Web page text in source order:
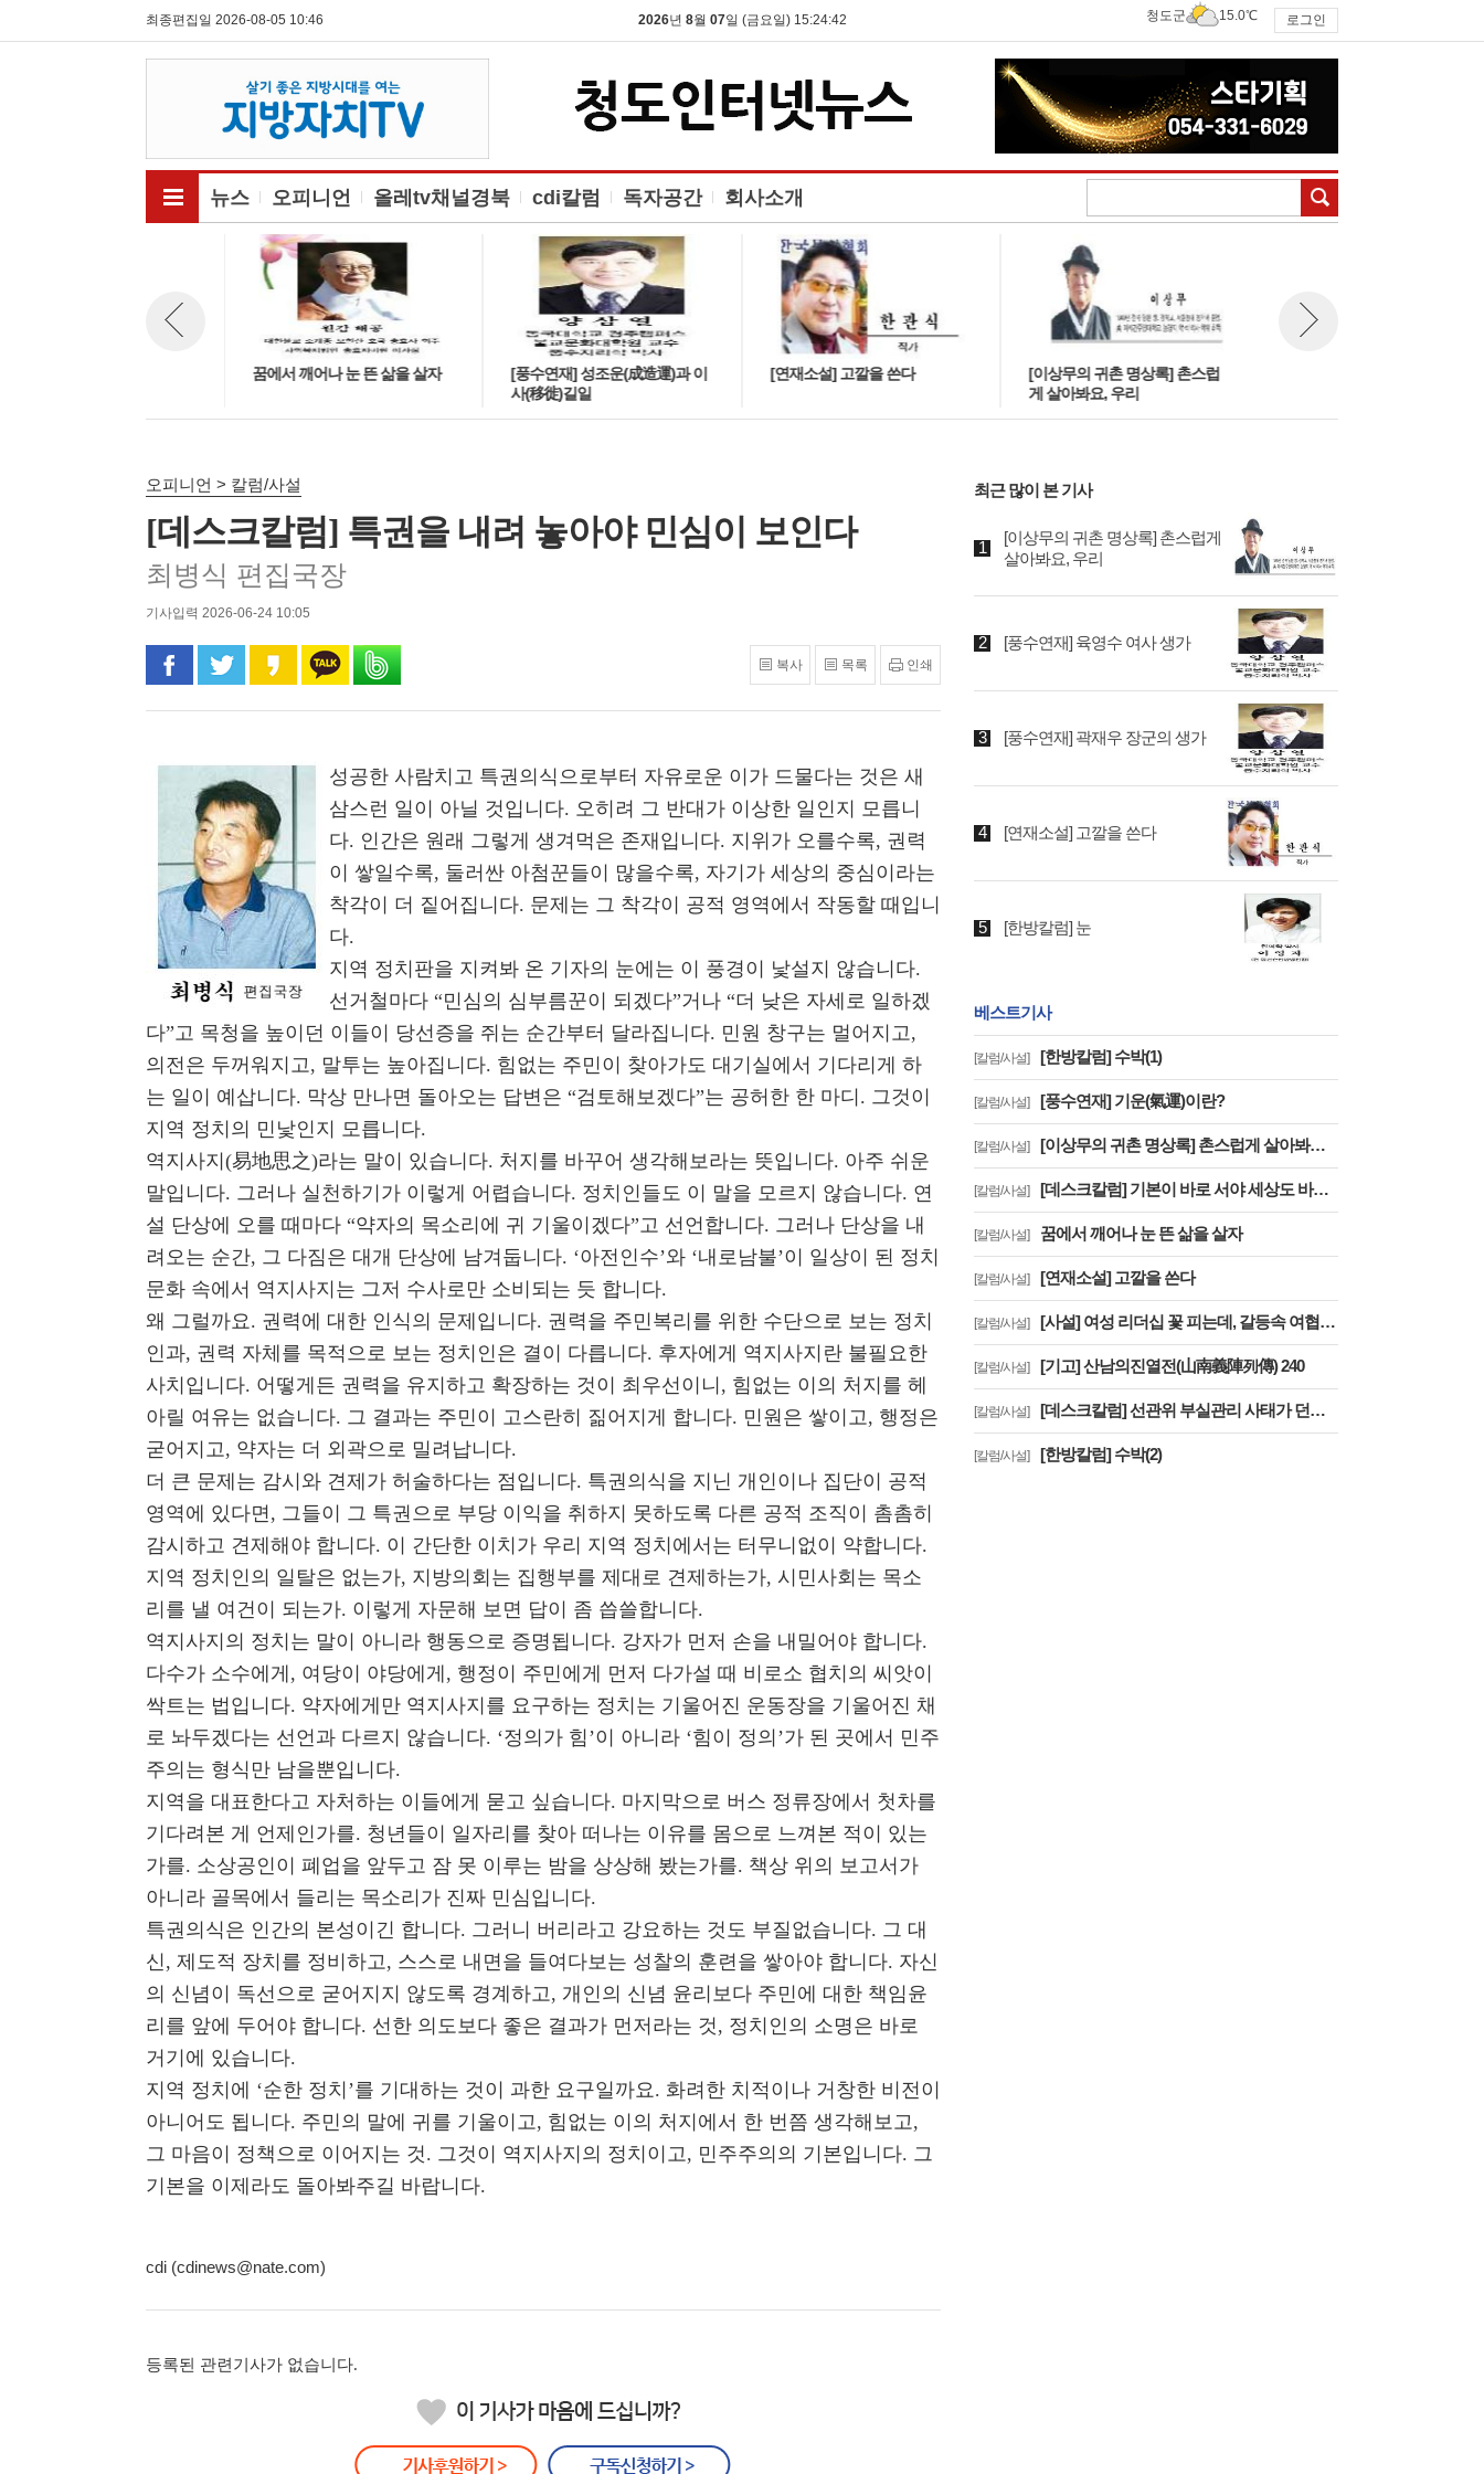
최종편집일 2026-08-05 10:46 2026년 8월 07일 (금요일) 15:24:43 청도군 15.0℃ 로그인
뉴스 오피니언 올레tv채널경북 cdi칼럼 독자공간 회사소개
전체메뉴보기
꿈에서 깨어나 눈 뜬 삶을 살자
[풍수연재] 성조운(成造運)과 이
사(移徙)길일
[연재소설] 고깔을 쓴다
[이상무의 귀촌 명상록] 촌스럽
게 살아봐요, 우리
오피니언 > 칼럼/사설
[데스크칼럼] 특권을 내려 놓아야 민심이 보인다
최병식 편집국장
기사입력 2026-06-24 10:05
페이스북으로 공유
트위터로 공유카카오 스토리로 공유
카카오톡으로 공유
복사 목록 인쇄
성공한 사람치고 특권의식으로부터 자유로운 이가 드물다는 것은 새
삼스런 일이 아닐 것입니다. 오히려 그 반대가 이상한 일인지 모릅니
다. 인간은 원래 그렇게 생겨먹은 존재입니다. 지위가 오를수록, 권력
이 쌓일수록, 둘러싼 아첨꾼들이 많을수록, 자기가 세상의 중심이라는
착각이 더 짙어집니다. 문제는 그 착각이 공적 영역에서 작동할 때입니
다.
지역 정치판을 지켜봐 온 기자의 눈에는 이 풍경이 낯설지 않습니다.
선거철마다 “민심의 심부름꾼이 되겠다”거나 “더 낮은 자세로 일하겠
다”고 목청을 높이던 이들이 당선증을 쥐는 순간부터 달라집니다. 민원 창구는 멀어지고,
의전은 두꺼워지고, 말투는 높아집니다. 힘없는 주민이 찾아가도 대기실에서 기다리게 하
는 일이 예삽니다. 막상 만나면 돌아오는 답변은 “검토해보겠다”는 공허한 한 마디. 그것이
지역 정치의 민낯인지 모릅니다.
역지사지(易地思之)라는 말이 있습니다. 처지를 바꾸어 생각해보라는 뜻입니다. 아주 쉬운
말입니다. 그러나 실천하기가 이렇게 어렵습니다. 정치인들도 이 말을 모르지 않습니다. 연
설 단상에 오를 때마다 “약자의 목소리에 귀 기울이겠다”고 선언합니다. 그러나 단상을 내
려오는 순간, 그 다짐은 대개 단상에 남겨둡니다. ‘아전인수’와 ‘내로남불’이 일상이 된 정치
문화 속에서 역지사지는 그저 수사로만 소비되는 듯 합니다.
왜 그럴까요. 권력에 대한 인식의 문제입니다. 권력을 주민복리를 위한 수단으로 보는 정치
인과, 권력 자체를 목적으로 보는 정치인은 결이 다릅니다. 후자에게 역지사지란 불필요한
사치입니다. 어떻게든 권력을 유지하고 확장하는 것이 최우선이니, 힘없는 이의 처지를 헤
아릴 여유는 없습니다. 그 결과는 주민이 고스란히 짊어지게 합니다. 민원은 쌓이고, 행정은
굳어지고, 약자는 더 외곽으로 밀려납니다.
더 큰 문제는 감시와 견제가 허술하다는 점입니다. 특권의식을 지닌 개인이나 집단이 공적
영역에 있다면, 그들이 그 특권으로 부당 이익을 취하지 못하도록 다른 공적 조직이 촘촘히
감시하고 견제해야 합니다. 이 간단한 이치가 우리 지역 정치에서는 터무니없이 약합니다.
지역 정치인의 일탈은 없는가, 지방의회는 집행부를 제대로 견제하는가, 시민사회는 목소
리를 낼 여건이 되는가. 이렇게 자문해 보면 답이 좀 씁쓸합니다.
역지사지의 정치는 말이 아니라 행동으로 증명됩니다. 강자가 먼저 손을 내밀어야 합니다.
다수가 소수에게, 여당이 야당에게, 행정이 주민에게 먼저 다가설 때 비로소 협치의 씨앗이
싹트는 법입니다. 약자에게만 역지사지를 요구하는 정치는 기울어진 운동장을 기울어진 채
로 놔두겠다는 선언과 다르지 않습니다. ‘정의가 힘’이 아니라 ‘힘이 정의’가 된 곳에서 민주
주의는 형식만 남을뿐입니다.
지역을 대표한다고 자처하는 이들에게 묻고 싶습니다. 마지막으로 버스 정류장에서 첫차를
기다려본 게 언제인가를. 청년들이 일자리를 찾아 떠나는 이유를 몸으로 느껴본 적이 있는
가를. 소상공인이 폐업을 앞두고 잠 못 이루는 밤을 상상해 봤는가를. 책상 위의 보고서가
아니라 골목에서 들리는 목소리가 진짜 민심입니다.
특권의식은 인간의 본성이긴 합니다. 그러니 버리라고 강요하는 것도 부질없습니다. 그 대
신, 제도적 장치를 정비하고, 스스로 내면을 들여다보는 성찰의 훈련을 쌓아야 합니다. 자신
의 신념이 독선으로 굳어지지 않도록 경계하고, 개인의 신념 윤리보다 주민에 대한 책임윤
리를 앞에 두어야 합니다. 선한 의도보다 좋은 결과가 먼저라는 것, 정치인의 소명은 바로
거기에 있습니다.
지역 정치에 ‘순한 정치’를 기대하는 것이 과한 요구일까요. 화려한 치적이나 거창한 비전이
아니어도 됩니다. 주민의 말에 귀를 기울이고, 힘없는 이의 처지에서 한 번쯤 생각해보고,
그 마음이 정책으로 이어지는 것. 그것이 역지사지의 정치이고, 민주주의의 기본입니다. 그
기본을 이제라도 돌아봐주길 바랍니다.
cdi (cdinews@nate.com)
등록된 관련기사가 없습니다.
최근 많이 본 기사
[이상무의 귀촌 명상록] 촌스럽게
살아봐요, 우리
[풍수연재] 육영수 여사 생가
[풍수연재] 곽재우 장군의 생가
[연재소설] 고깔을 쓴다
[한방칼럼] 눈
베스트기사
[칼럼/사설] [한방칼럼] 수박(1)
[칼럼/사설] [풍수연재] 기운(氣運)이란?
[칼럼/사설] [이상무의 귀촌 명상록] 촌스럽게 살아봐요, 우리
[칼럼/사설] [데스크칼럼] 기본이 바로 서야 세상도 바로 선다
[칼럼/사설] 꿈에서 깨어나 눈 뜬 삶을 살자
[칼럼/사설] [연재소설] 고깔을 쓴다
[칼럼/사설] [사설] 여성 리더십 꽃 피는데, 갈등속 여협 해결책 없나
[칼럼/사설] [기고] 산남의진열전(山南義陣列傳) 240
[칼럼/사설] [데스크칼럼] 선관위 부실관리 사태가 던지는 경고와 개혁의 길
[칼럼/사설] [한방칼럼] 수박(2)